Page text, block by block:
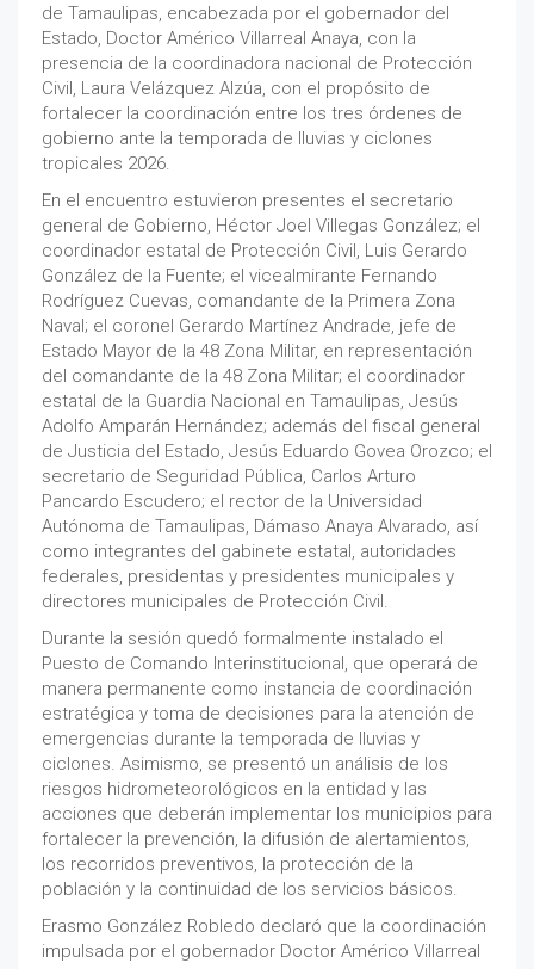
de Tamaulipas, encabezada por el gobernador del
Estado, Doctor Américo Villarreal Anaya, con la
presencia de la coordinadora nacional de Protección
Civil, Laura Velázquez Alzúa, con el propósito de
fortalecer la coordinación entre los tres órdenes de
gobierno ante la temporada de lluvias y ciclones
tropicales 2026.
En el encuentro estuvieron presentes el secretario
general de Gobierno, Héctor Joel Villegas González; el
coordinador estatal de Protección Civil, Luis Gerardo
González de la Fuente; el vicealmirante Fernando
Rodríguez Cuevas, comandante de la Primera Zona
Naval; el coronel Gerardo Martínez Andrade, jefe de
Estado Mayor de la 48 Zona Militar, en representación
del comandante de la 48 Zona Militar; el coordinador
estatal de la Guardia Nacional en Tamaulipas, Jesús
Adolfo Amparán Hernández; además del fiscal general
de Justicia del Estado, Jesús Eduardo Govea Orozco; el
secretario de Seguridad Pública, Carlos Arturo
Pancardo Escudero; el rector de la Universidad
Autónoma de Tamaulipas, Dámaso Anaya Alvarado, así
como integrantes del gabinete estatal, autoridades
federales, presidentas y presidentes municipales y
directores municipales de Protección Civil.
Durante la sesión quedó formalmente instalado el
Puesto de Comando Interinstitucional, que operará de
manera permanente como instancia de coordinación
estratégica y toma de decisiones para la atención de
emergencias durante la temporada de lluvias y
ciclones. Asimismo, se presentó un análisis de los
riesgos hidrometeorológicos en la entidad y las
acciones que deberán implementar los municipios para
fortalecer la prevención, la difusión de alertamientos,
los recorridos preventivos, la protección de la
población y la continuidad de los servicios básicos.
Erasmo González Robledo declaró que la coordinación
impulsada por el gobernador Doctor Américo Villarreal